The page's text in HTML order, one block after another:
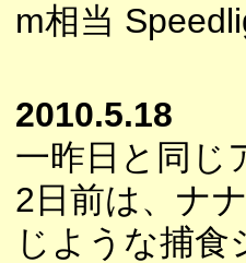
m相当
2010.5.18
一昨日と同じ
2日前は、ナ
じような捕